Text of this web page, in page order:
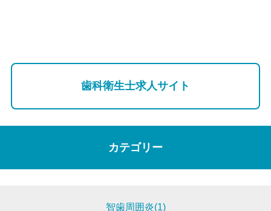
歯科衛生士求人サイト
カテゴリー
智歯周囲炎(1)